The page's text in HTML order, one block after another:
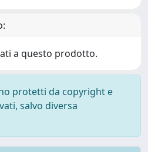
a questo prodotto.
protetti da copyright e
salvo diversa